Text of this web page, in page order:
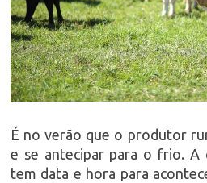
É no verão que o produtor
e se antecipar para o frio. A
tem data e hora para